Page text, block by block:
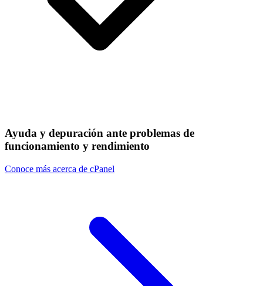
Ayuda y depuración ante problemas de
funcionamiento y rendimiento
Conoce más acerca de cPanel